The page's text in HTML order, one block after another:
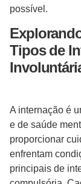
possível.
Tipos de
A internação é
e de saúde
proporcionar
enfrentam
principais de